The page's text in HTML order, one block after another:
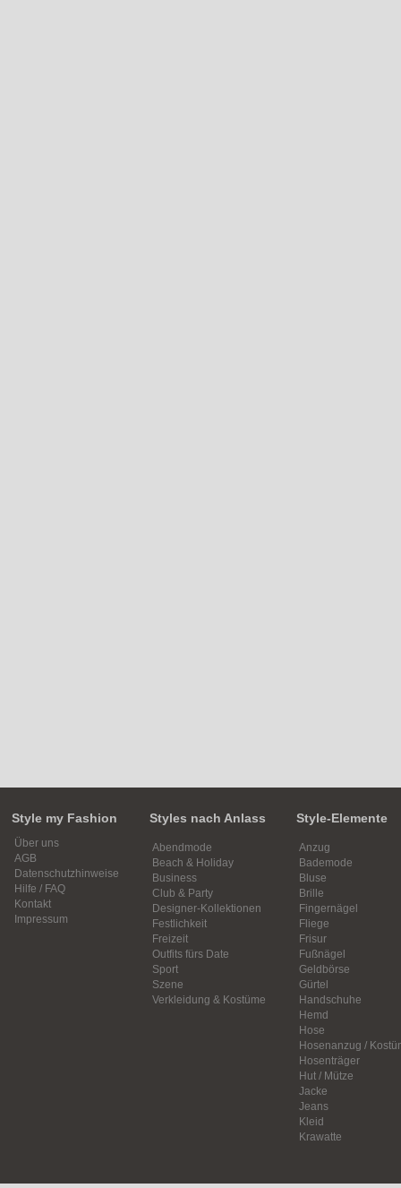
Style my Fashion
Über uns
AGB
Datenschutzhinweise
Hilfe / FAQ
Kontakt
Impressum
Styles nach Anlass
Abendmode
Beach & Holiday
Business
Club & Party
Designer-Kollektionen
Festlichkeit
Freizeit
Outfits fürs Date
Sport
Szene
Verkleidung & Kostüme
Style-Elemente
Anzug
Bademode
Bluse
Brille
Fingernägel
Fliege
Frisur
Fußnägel
Geldbörse
Gürtel
Handschuhe
Hemd
Hose
Hosenanzug /
Hosenträger
Hut / Mütze
Jacke
Jeans
Kleid
Krawatte